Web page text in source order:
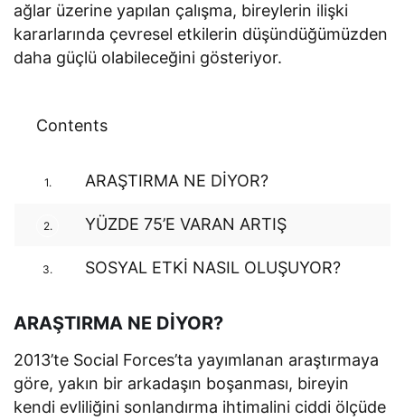
ağlar üzerine yapılan çalışma, bireylerin ilişki
kararlarında çevresel etkilerin düşündüğümüzden
daha güçlü olabileceğini gösteriyor.
Contents
1. ARAŞTIRMA NE DİYOR?
2. YÜZDE 75’E VARAN ARTIŞ
3. SOSYAL ETKİ NASIL OLUŞUYOR?
ARAŞTIRMA NE DİYOR?
2013’te Social Forces’ta yayımlanan araştırmaya
göre, yakın bir arkadaşın boşanması, bireyin
kendi evliliğini sonlandırma ihtimalini ciddi ölçüde